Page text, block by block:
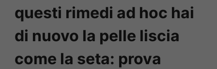
questi rimedi ad hoc hai
di nuovo la pelle liscia
come la seta: prova